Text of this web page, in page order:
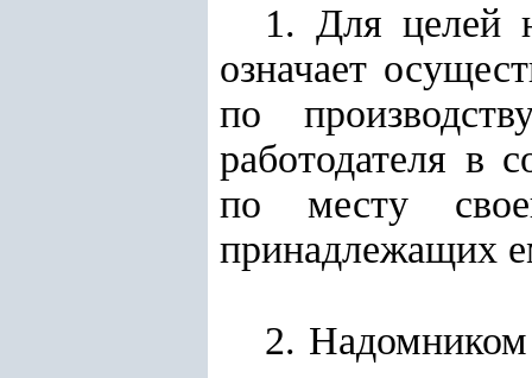
1. Для целей
означает
по
работодателя в
по месту
принадлежащих
2. Надомником